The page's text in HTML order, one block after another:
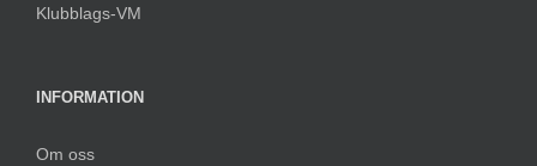
Klubblags-VM
INFORMATION
Om oss